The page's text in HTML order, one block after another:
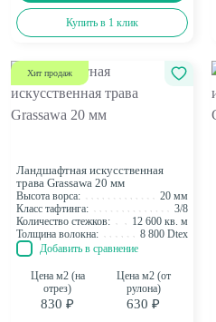
Купить в 1 клик
Хит продаж
Ландшафтная искусственная
трава Grassawa 20 мм
Высота ворса:
20 мм
Класс тафтинга:
3/8
Количество стежков:
12 600 кв. м
Толщина волокна:
8 800 Dtex
Добавить в сравнение
Цена м2 (на
отрез)
830 ₽
Цена м2 (от
рулона)
630 ₽